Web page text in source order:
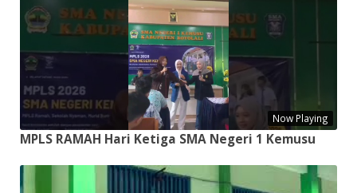
Now Playing
MPLS RAMAH Hari Ketiga SMA Negeri 1 Kemusu